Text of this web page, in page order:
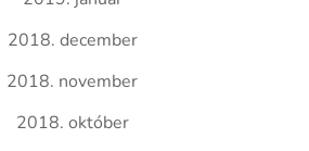
2018. december
2018. november
2018. október